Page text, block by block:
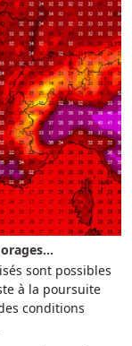
sont possibles
à la poursuite
conditions